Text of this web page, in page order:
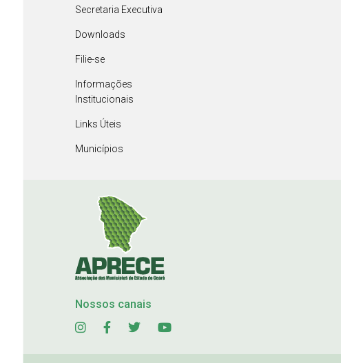
Secretaria Executiva
Downloads
Filie-se
Informações
Institucionais
Links Úteis
Municípios
Nossos canais